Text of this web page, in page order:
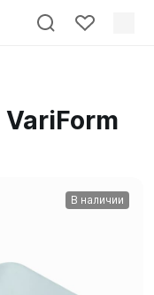
VariForm
В наличии